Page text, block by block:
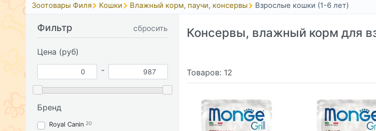
Зоотовары Филя Кошки Влажный корм, паучи, консервы Взрослые кошки (1-6 лет)
Фильтр сбросить
Цена (руб)
-
Бренд
Royal Canin 20
Консервы, влажный корм для
Товаров: 12